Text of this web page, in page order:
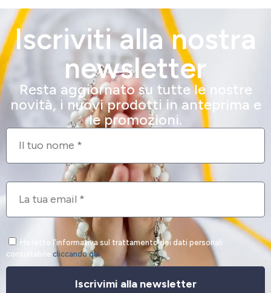
Iscriviti alla nostra
newsletter
Resta aggiornato su tutte le nostre
novità, i nuovi prodotti in anteprima e
le promozioni.
Ho letto l'informativa sul trattamento dei dati personali
consultabile cliccando qui.
Iscrivimi alla newsletter